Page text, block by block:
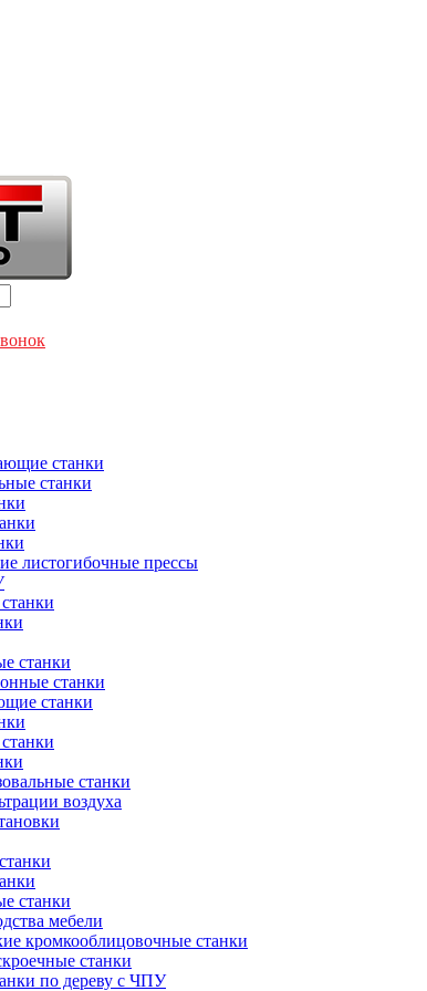
станки
станки
листогибочные прессы
станки
станки
станки
станки
воздуха
станки
мебели
кромкооблицовочные станки
станки
по дереву с ЧПУ